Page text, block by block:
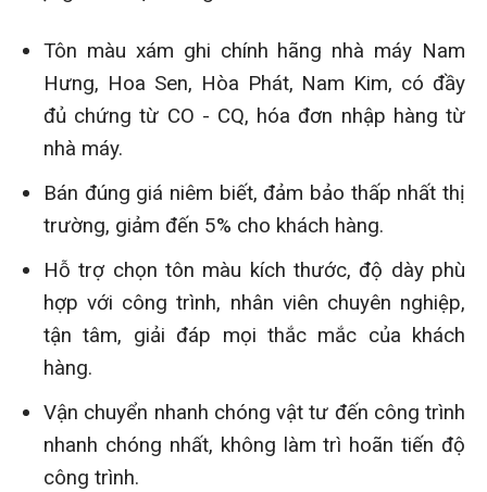
Tôn màu xám ghi chính hãng nhà máy Nam
Hưng, Hoa Sen, Hòa Phát, Nam Kim, có đầy
đủ chứng từ CO - CQ, hóa đơn nhập hàng từ
nhà máy.
Bán đúng giá niêm biết, đảm bảo thấp nhất thị
trường, giảm đến 5% cho khách hàng.
Hỗ trợ chọn tôn màu kích thước, độ dày phù
hợp với công trình, nhân viên chuyên nghiệp,
tận tâm, giải đáp mọi thắc mắc của khách
hàng.
Vận chuyển nhanh chóng vật tư đến công trình
nhanh chóng nhất, không làm trì hoãn tiến độ
công trình.